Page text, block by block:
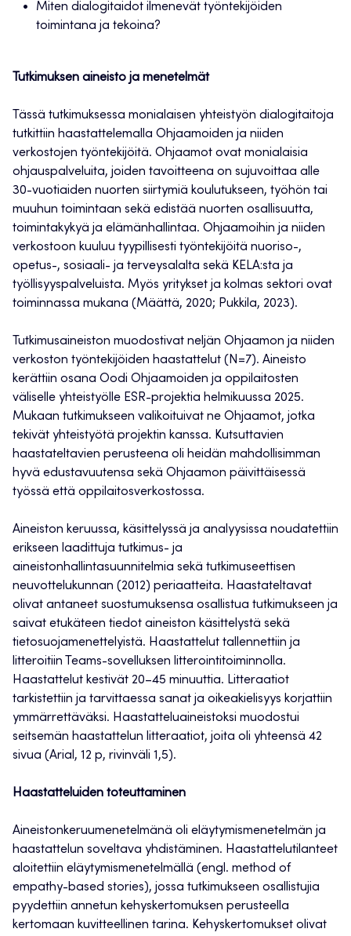
Miten dialogitaidot ilmenevät työntekijöiden
toimintana ja tekoina?
Tutkimuksen aineisto ja menetelmät
Tässä tutkimuksessa monialaisen yhteistyön dialogitaitoja
tutkittiin haastattelemalla Ohjaamoiden ja niiden
verkostojen työntekijöitä. Ohjaamot ovat monialaisia
ohjauspalveluita, joiden tavoitteena on sujuvoittaa alle
30-vuotiaiden nuorten siirtymiä koulutukseen, työhön tai
muuhun toimintaan sekä edistää nuorten osallisuutta,
toimintakykyä ja elämänhallintaa. Ohjaamoihin ja niiden
verkostoon kuuluu tyypillisesti työntekijöitä nuoriso-,
opetus-, sosiaali- ja terveysalalta sekä KELA:sta ja
työllisyyspalveluista. Myös yritykset ja kolmas sektori ovat
toiminnassa mukana (Määttä, 2020; Pukkila, 2023).
Tutkimusaineiston muodostivat neljän Ohjaamon ja niiden
verkoston työntekijöiden haastattelut (N=7). Aineisto
kerättiin osana Oodi Ohjaamoiden ja oppilaitosten
väliselle yhteistyölle ESR-projektia helmikuussa 2025.
Mukaan tutkimukseen valikoituivat ne Ohjaamot, jotka
tekivät yhteistyötä projektin kanssa. Kutsuttavien
haastateltavien perusteena oli heidän mahdollisimman
hyvä edustavuutensa sekä Ohjaamon päivittäisessä
työssä että oppilaitosverkostossa.
Aineiston keruussa, käsittelyssä ja analyysissa noudatettiin
erikseen laadittuja tutkimus- ja
aineistonhallintasuunnitelmia sekä tutkimuseettisen
neuvottelukunnan (2012) periaatteita. Haastateltavat
olivat antaneet suostumuksensa osallistua tutkimukseen ja
saivat etukäteen tiedot aineiston käsittelystä sekä
tietosuojamenettelyistä. Haastattelut tallennettiin ja
litteroitiin Teams-sovelluksen litterointitoiminnolla.
Haastattelut kestivät 20–45 minuuttia. Litteraatiot
tarkistettiin ja tarvittaessa sanat ja oikeakielisyys korjattiin
ymmärrettäväksi. Haastatteluaineistoksi muodostui
seitsemän haastattelun litteraatiot, joita oli yhteensä 42
sivua (Arial, 12 p, rivinväli 1,5).
Haastatteluiden toteuttaminen
Aineistonkeruumenetelmänä oli eläytymismenetelmän ja
haastattelun soveltava yhdistäminen. Haastattelutilanteet
aloitettiin eläytymismenetelmällä (engl. method of
empathy-based stories), jossa tutkimukseen osallistujia
pyydettiin annetun kehyskertomuksen perusteella
kertomaan kuvitteellinen tarina. Kehyskertomukset olivat